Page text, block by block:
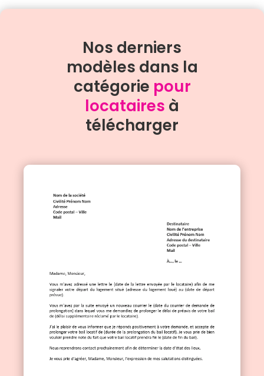
Nos derniers
modèles dans la
catégorie pour
locataires à
télécharger